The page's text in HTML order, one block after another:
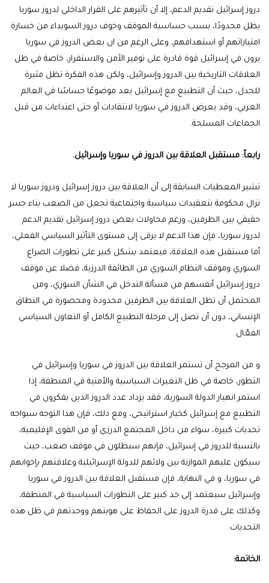
دروز إسرائيل تقديم الدعم، إلا أن تأثيرهم على القرار الداخلي لدروز سوريا
يظل محدودًا، بسبب حساسية الموقف وخوف دروز السويداء من خسارة
امتيازاتهم أو استهدافهم، وعلى الرغم من ان بعض الدروز في سوريا
يرون في إسرائيل قوة قادرة على توفير الأمن والاستقرار، خاصة في ظل
العلاقات التاريخية بين الدروز وإسرائيل، ولكن هذه الفكرة تظل مثيرة
للجدل، حيث أن التطبيع مع إسرائيل يعد موضوعًا حساسًا في العالم
العربي، وقد يعرض الدروز في سوريا لانتقادات أو حتى اعتداءات من قبل
الجماعات المسلحة.
رابعاً: مستقبل العلاقة بين الدروز في سوريا وإسرائيل.
تشير المعطيات السابقة إلى أن العلاقة بين دروز إسرائيل ودروز سوريا لا
تزال محكومة بتعقيدات سياسية واجتماعية تجعل من الصعب بناء جسر
حقيقي بين الطرفين، ورغم محاولات بعض دروز إسرائيل تقديم الدعم
لدروز سوريا، فإن هذا الدعم لا يرقى إلى مستوى التأثير السياسي الفعلي،
أما مستقبل هذه العلاقة، فيعتمد بشكل كبير على تطورات الصراع
السوري وموقف النظام السوري من الطائفة الدرزية، فضلا عن موقف
دروز إسرائيل أنفسهم من مسألة التدخل في الشأن السوري، ومن
المحتمل أن تظل العلاقة بين الطرفين محدودة ومحصورة في النطاق
الإنساني، دون أن تصل إلى مرحلة التطبيع الكامل أو التعاون السياسي
الفعّال.
و من المرجح أن تستمر العلاقة بين الدروز في سوريا وإسرائيل في
التطور، خاصة في ظل التغيرات السياسية والأمنية في المنطقة، إذا
استمر انهيار الدولة السورية، فقد يزداد عدد الدروز الذين يفكرون في
التطبيع مع إسرائيل كخيار استراتيجي، ومع ذلك، فإن هذا التوجه سيواجه
تحديات كبيرة، سواء من داخل المجتمع الدرزي أو من القوى الإقليمية،
بالنسبة للدروز في إسرائيل، فإنهم سيظلون في موقف صعب، حيث
سيكون عليهم الموازنة بين ولائهم للدولة الإسرائيلية وعلاقتهم بإخوانهم
في سوريا، و في النهاية، فإن مستقبل العلاقة بين الدروز في سوريا
وإسرائيل سيعتمد إلى حد كبير على التطورات السياسية في المنطقة،
وكذلك على قدرة الدروز على الحفاظ على هويتهم ووحدتهم في ظل هذه
التحديات.
الخاتمة: